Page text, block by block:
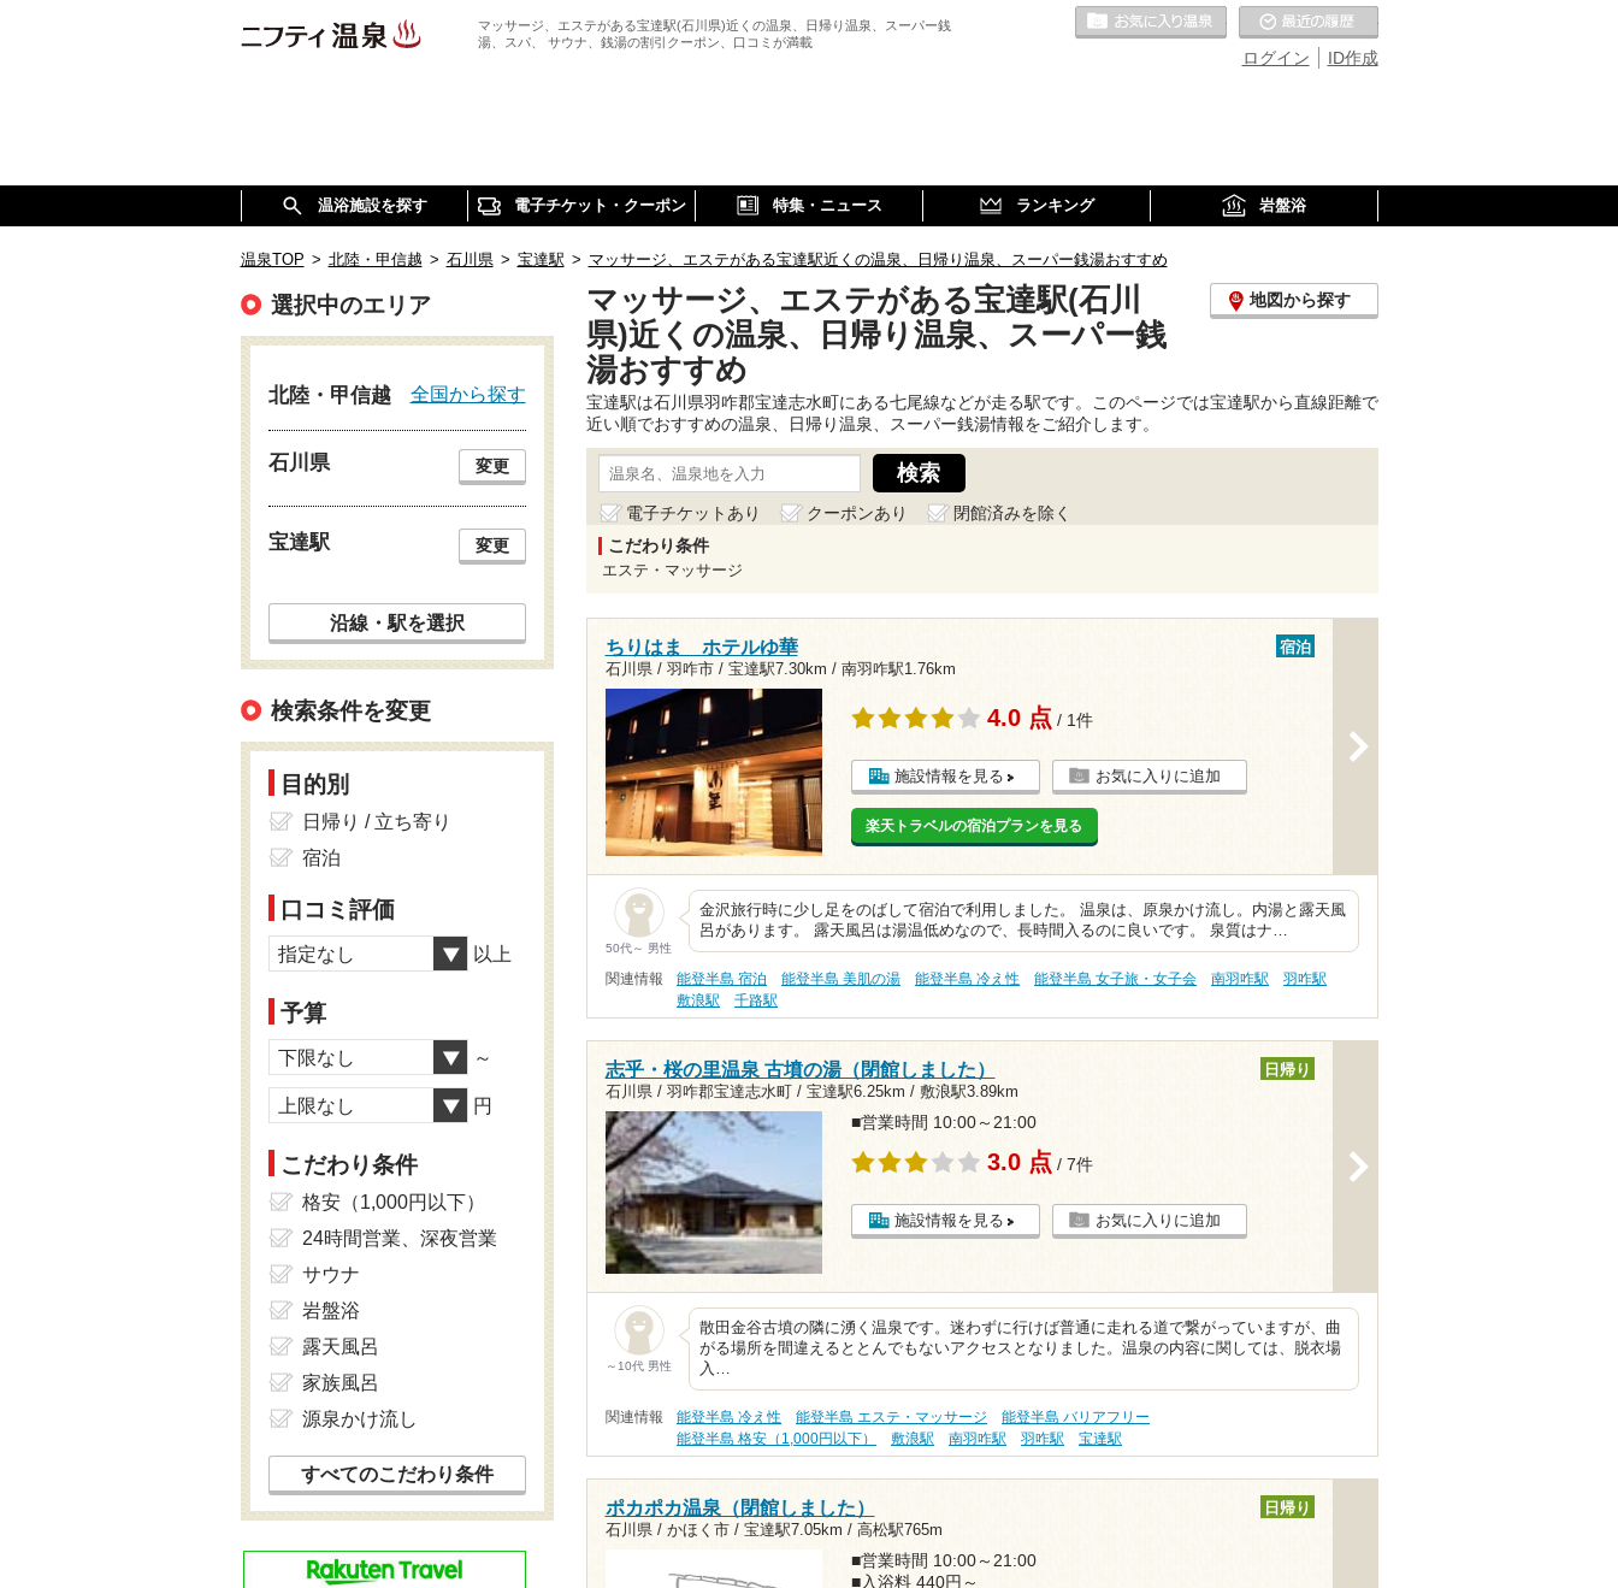
マッサージ、エステがある宝達駅(石川県)近くの温泉、日帰り温泉、スーパー銭
湯、スパ、 サウナ、銭湯の割引クーポン、口コミが満載
ID作成
ログイン
お気に入りの温泉
温浴施設を探す 電子チケット・クーポン 特集・ニュース ランキング 岩盤浴
温泉TOP > 北陸・甲信越 > 石川県 > 宝達駅 > マッサージ、エステがある宝達駅近くの温泉、日帰り温泉、スーパー銭湯おすすめ
マッサージ、エステがある宝達駅(石川
県)近くの温泉、日帰り温泉、スーパー銭
湯おすすめ
地図から探す
宝達駅は石川県羽咋郡宝達志水町にある七尾線などが走る駅です。このページでは宝達駅から直線距離で
近い順でおすすめの温泉、日帰り温泉、スーパー銭湯情報をご紹介します。
電子チケットあり クーポンあり
閉館済みを除く
こだわり条件
エステ・マッサージ
ちりはま ホテルゆ華
石川県 / 羽咋市 / 宝達駅7.30km / 南羽咋駅1.76km
宿泊
4.0 点 / 1件
施設情報を見る お気に入りに追加
楽天トラベルの宿泊プランを見る
50代～ 男性
金沢旅行時に少し足をのばして宿泊で利用しました。 温泉は、原泉かけ流し。内湯と露天風
呂があります。 露天風呂は湯温低めなので、長時間入るのに良いです。 泉質はナ…
関連情報 能登半島 宿泊 能登半島 美肌の湯 能登半島 冷え性 能登半島 女子旅・女子会 南羽咋駅
羽咋駅
敷浪駅
千路駅
志乎・桜の里温泉 古墳の湯（閉館しました）
石川県 / 羽咋郡宝達志水町 / 宝達駅6.25km / 敷浪駅3.89km
日帰り
■営業時間 10:00～21:00
3.0 点 / 7件
施設情報を見る お気に入りに追加
～10代 男性
散田金谷古墳の隣に湧く温泉です。迷わずに行けば普通に走れる道で繋がっていますが、曲
がる場所を間違えるととんでもないアクセスとなりました。温泉の内容に関しては、脱衣場
入…
関連情報 能登半島 冷え性 能登半島 エステ・マッサージ
能登半島 バリアフリー
能登半島 格安（1,000円以下）
敷浪駅 南羽咋駅 羽咋駅 宝達駅
ポカポカ温泉（閉館しました）
石川県 / かほく市 / 宝達駅7.05km / 高松駅765m
日帰り
■営業時間 10:00～21:00
■入浴料 440円～
選択中のエリア
北陸・甲信越 全国から探す
石川県 変更
宝達駅 変更
沿線・駅を選択
検索条件を変更
目的別
日帰り / 立ち寄り
宿泊
口コミ評価
指定なし 以上
予算
下限なし ～
上限なし 円
こだわり条件
格安（1,000円以下）
24時間営業、深夜営業
サウナ
岩盤浴
露天風呂
家族風呂
源泉かけ流し
すべてのこだわり条件